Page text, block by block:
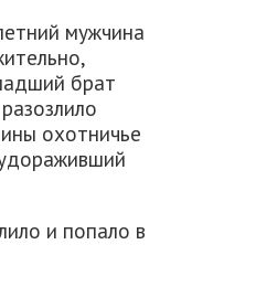
мужчина
брат
охотничье
и попало в